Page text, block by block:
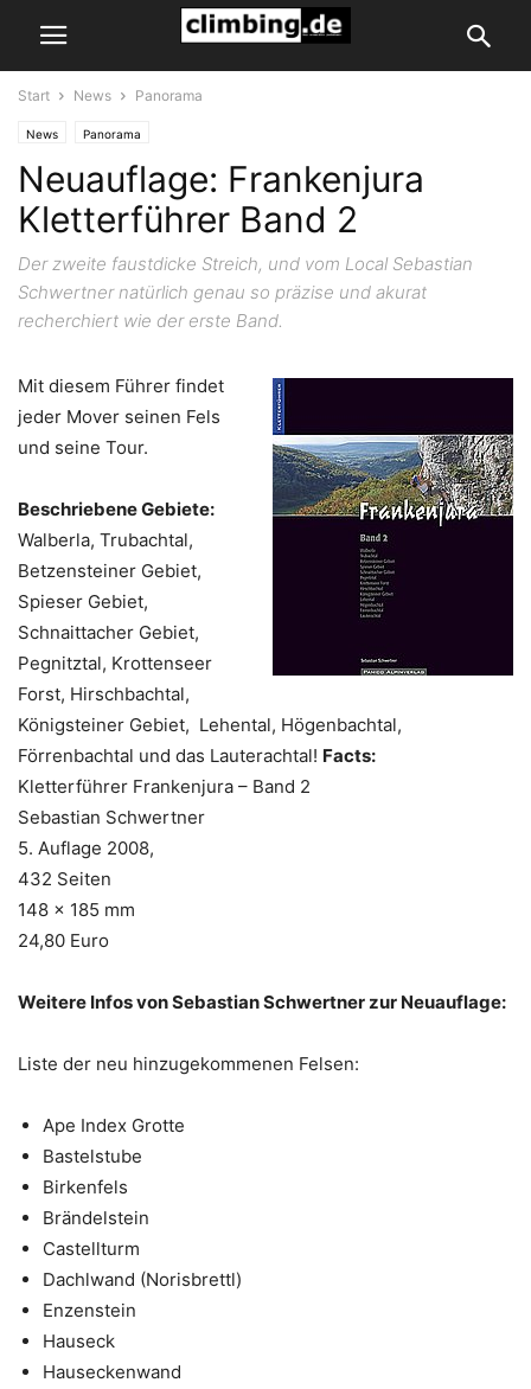
Start News Panorama
News Panorama
Neuauflage: Frankenjura
Kletterführer Band 2
Der zweite faustdicke Streich, und vom Local Sebastian
Schwertner natürlich genau so präzise und akurat
recherchiert wie der erste Band.
Mit diesem Führer findet
jeder Mover seinen Fels
und seine Tour.
Beschriebene Gebiete:
Walberla, Trubachtal,
Betzensteiner Gebiet,
Spieser Gebiet,
Schnaittacher Gebiet,
Pegnitztal, Krottenseer
Forst, Hirschbachtal,
Königsteiner Gebiet, Lehental, Högenbachtal,
Förrenbachtal und das Lauterachtal! Facts:
Kletterführer Frankenjura – Band 2
Sebastian Schwertner
5. Auflage 2008,
432 Seiten
148 x 185 mm
24,80 Euro
Weitere Infos von Sebastian Schwertner zur Neuauflage:
Liste der neu hinzugekommenen Felsen:
Ape Index Grotte
Bastelstube
Birkenfels
Brändelstein
Castellturm
Dachlwand (Norisbrettl)
Enzenstein
Hauseck
Hauseckenwand